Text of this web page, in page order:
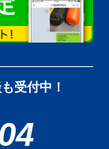
受付中！